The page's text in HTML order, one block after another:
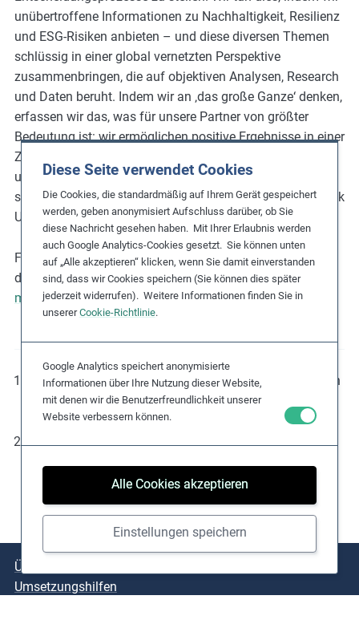
Diese Seite verwendet Cookies
Die Cookies, die standardmäßig auf Ihrem Gerät gespeichert
werden, geben anonymisiert Aufschluss darüber, ob Sie
diese Nachricht gesehen haben. Mit Ihrer Erlaubnis werden
auch Google Analytics-Cookies gesetzt. Sie können unten
auf „Alle akzeptieren“ klicken, wenn Sie damit einverstanden
sind, dass wir Cookies speichern (Sie können dies später
jederzeit widerrufen). Weitere Informationen finden Sie in
unsererCookie-Richtlinie.
Google Analytics speichert anonymisierte
Informationen über Ihre Nutzung dieser Website,
mit denen wir die Benutzerfreundlichkeit unserer
Website verbessern können.
Alle Cookies akzeptieren
Einstellungen speichern
unübertroffene Informationen zu Nachhaltigkeit, Resilienz
und ESG-Risiken anbieten – und diese diversen Themen
schlüssig in einer global vernetzten Perspektive
zusammenbringen, die auf objektiven Analysen, Research
und Daten beruht. Indem wir an ‚das große Ganze‘ denken,
erfassen wir das, was für unsere Partner von größter
Bedeutung ist: wir ermöglichen positive Ergebnisse in einer
Zeit von Wandel; unterstützen Menschen, Unternehmen
und Gesellschaften dabei, an Stärke zu gewinnen; und
schaffen Werte mit Werten. Verisk Maplecroft ist ein Verisk
Unternehmen (Nasdaq:VRSK).
Für weitere Informationen folgen Sie @MaplecroftRisk
den sozialen Medien und besuchen Sie unsere Website
maplecroft.com.
Weitere Informationen über die UNGPs finden Sie in den
UN-Leitprinzipien für Wirtschaft und Menschenrechte
Weitere Informationen über die 10 Prinzipien finden Sie
Über das Projekt
Umsetzungshilfen